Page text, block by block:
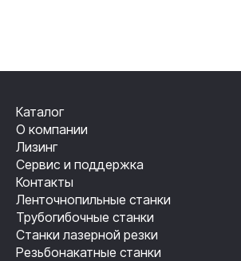
Каталог
О компании
Лизинг
Сервис и поддержка
Контакты
Ленточнопильные станки
Трубогибочные станки
Станки лазерной резки
Резьбонакатные станки